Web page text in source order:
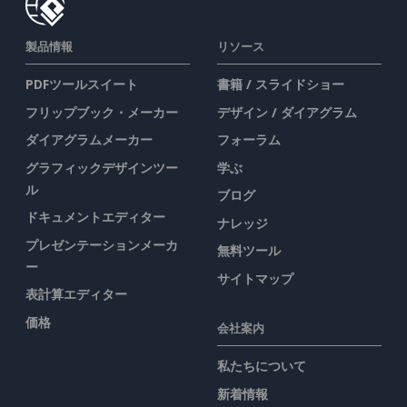
製品情報
PDFツールスイート
フリップブック・メーカー
ダイアグラムメーカー
グラフィックデザインツー
ル
ドキュメントエディター
プレゼンテーションメーカ
ー
表計算エディター
価格
リソース
書籍 / スライドショー
デザイン / ダイアグラム
フォーラム
学ぶ
ブログ
ナレッジ
無料ツール
サイトマップ
会社案内
私たちについて
新着情報